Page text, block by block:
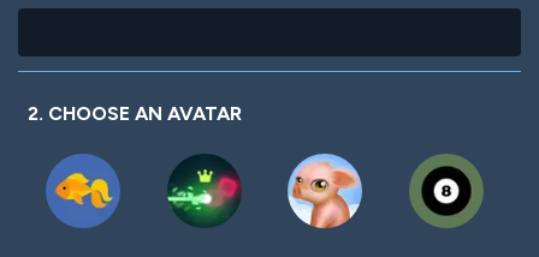
2. CHOOSE AN AVATAR